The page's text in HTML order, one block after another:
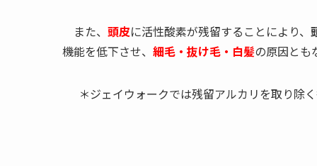
また、 頭皮に活性酸素が残留することにより、
機能を低下させ、 細毛・抜け毛・白髪の原因とも
＊ジェイウォークでは残留アルカリを取り除